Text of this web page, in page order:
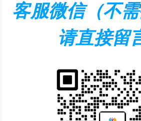
客服微信（不需
请直接留